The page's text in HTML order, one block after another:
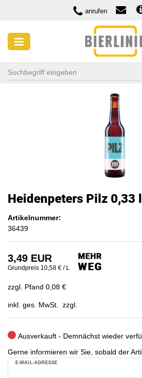
anrufen
Heidenpeters Pilz 0,33
Artikelnummer:
36439
3,49 EUR
Grundpreis 10,58 € / L
zzgl. Pfand 0,08 €
inkl. ges. MwSt. zzgl.
Ausverkauft - Demnächst wieder
Gerne informieren wir Sie, sobald der
E-MAIL-ADRESSE